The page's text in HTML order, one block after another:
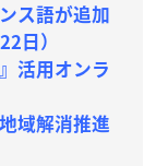
ス語が追加
日）
活用オンラ
域解消推進